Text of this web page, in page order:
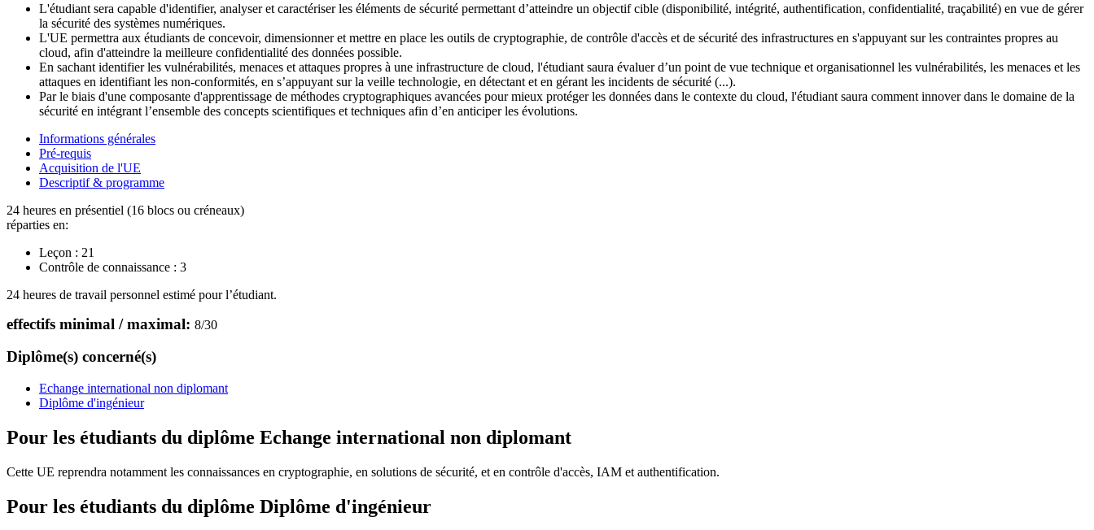
L'étudiant sera capable d'identifier, analyser et caractériser les éléments de sécurité permettant d’atteindre un objectif cible (disponibilité, intégrité, authentification, confidentialité, traçabilité) en vue de gérer
la sécurité des systèmes numériques.
L'UE permettra aux étudiants de concevoir, dimensionner et mettre en place les outils de cryptographie, de contrôle d'accès et de sécurité des infrastructures en s'appuyant sur les contraintes propres au
cloud, afin d'atteindre la meilleure confidentialité des données possible.
En sachant identifier les vulnérabilités, menaces et attaques propres à une infrastructure de cloud, l'étudiant saura évaluer d’un point de vue technique et organisationnel les vulnérabilités, les menaces et les
attaques en identifiant les non-conformités, en s’appuyant sur la veille technologie, en détectant et en gérant les incidents de sécurité (...).
Par le biais d'une composante d'apprentissage de méthodes cryptographiques avancées pour mieux protéger les données dans le contexte du cloud, l'étudiant saura comment innover dans le domaine de la
sécurité en intégrant l’ensemble des concepts scientifiques et techniques afin d’en anticiper les évolutions.
Informations générales
Pré-requis
Acquisition de l'UE
Descriptif & programme
24 heures en présentiel (16 blocs ou créneaux)
réparties en:
Leçon : 21
Contrôle de connaissance : 3
24 heures de travail personnel estimé pour l’étudiant.
effectifs minimal / maximal: 8/30
Diplôme(s) concerné(s)
Echange international non diplomant
Diplôme d'ingénieur
Pour les étudiants du diplôme Echange international non diplomant
Cette UE reprendra notamment les connaissances en cryptographie, en solutions de sécurité, et en contrôle d'accès, IAM et authentification.
Pour les étudiants du diplôme Diplôme d'ingénieur